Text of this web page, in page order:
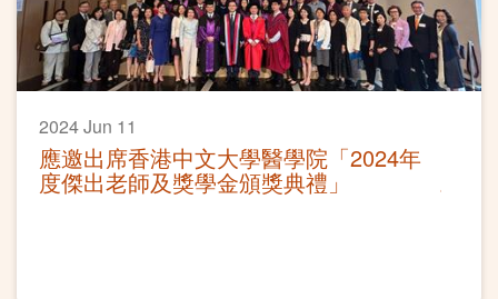
2024 Jun 11
應邀出席香港中文大學醫學院「2024年
度傑出老師及獎學金頒獎典禮」